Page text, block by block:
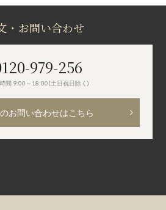
・お問い合わせ
979-256
間 9:00～18:00(土日祝日除く)
お問い合わせはこちら